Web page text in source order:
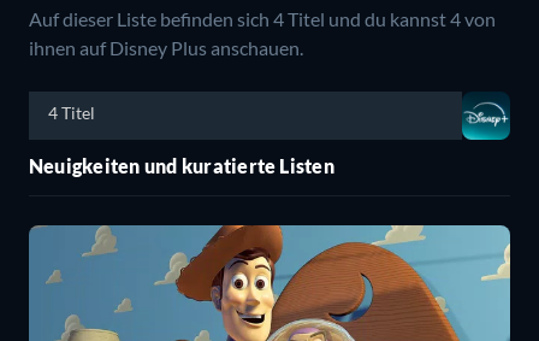
Auf dieser Liste befinden sich 4 Titel und du kannst 4 von
ihnen auf Disney Plus anschauen.
4 Titel
Neuigkeiten und kuratierte Listen